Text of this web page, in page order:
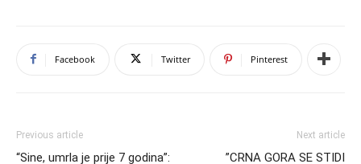
Facebook Twitter Pinterest
Previous article
“Sine, umrla je prije 7 godina”:
Next article
”CRNA GORA SE STIDI